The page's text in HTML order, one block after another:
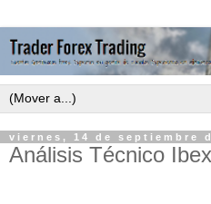
viernes, 14 de septiembre
Análisis Técnico